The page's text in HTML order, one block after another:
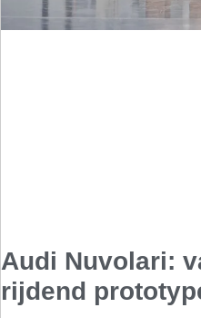
Audi Nuvolari:
rijdend